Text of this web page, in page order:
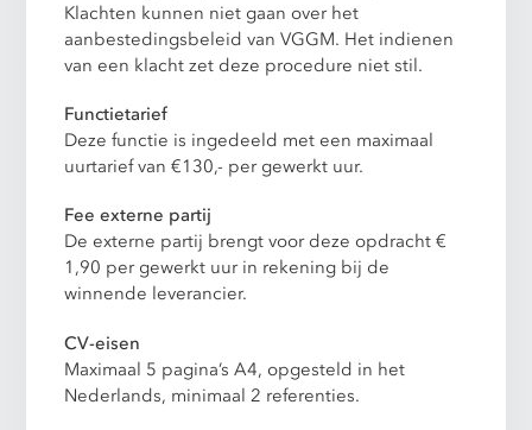
Klachten kunnen niet gaan over het
aanbestedingsbeleid van VGGM. Het indienen
van een klacht zet deze procedure niet stil.
Functietarief
Deze functie is ingedeeld met een maximaal
uurtarief van €130,- per gewerkt uur.
Fee externe partij
De externe partij brengt voor deze opdracht €
1,90 per gewerkt uur in rekening bij de
winnende leverancier.
CV-eisen
Maximaal 5 pagina’s A4, opgesteld in het
Nederlands, minimaal 2 referenties.